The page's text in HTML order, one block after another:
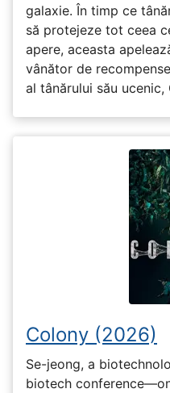
galaxie. În timp ce
să protejeze tot ceea
apere, aceasta
vânător de
al tânărului său ucenic,
Colony (2026)
Se-jeong, a
biotech